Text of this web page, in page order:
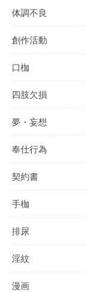
体調不良
創作活動
口枷
四肢欠損
夢・妄想
奉仕行為
契約書
手枷
排尿
淫紋
漫画